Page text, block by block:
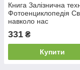
Книга Залізнична
Фотоенциклопедія
навколо нас
331 ₴
Купити